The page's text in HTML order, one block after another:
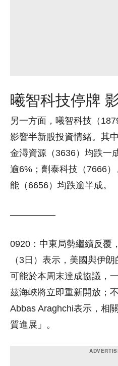
曦智科技停牌
另一方面，曦智科技（
影響半新股投資情緒。其
金潯資源（3636）均跌一
逾6%；劑泰科技（7666
能（6656）均跌逾半成。
—————
0920：中東局勢繼續反覆
（3日）表示，美國與伊
可能於本周末達成協議，
茲海峽將立即重新開放；
Abbas Araghchi表示，相
質進展」。